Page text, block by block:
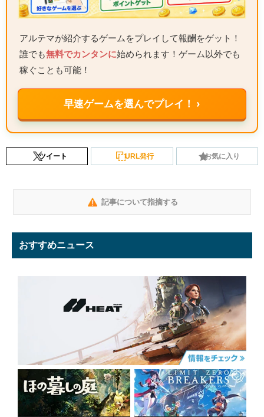
アルテマが紹介するゲームをプレイして報酬をゲット！
誰でも無料でカンタンに始められます！ゲーム以外でも
稼ぐことも可能！
早速ゲームを選んでプレイ！ ›
ツイート URL発行 お気に入り
記事について指摘する
おすすめニュース